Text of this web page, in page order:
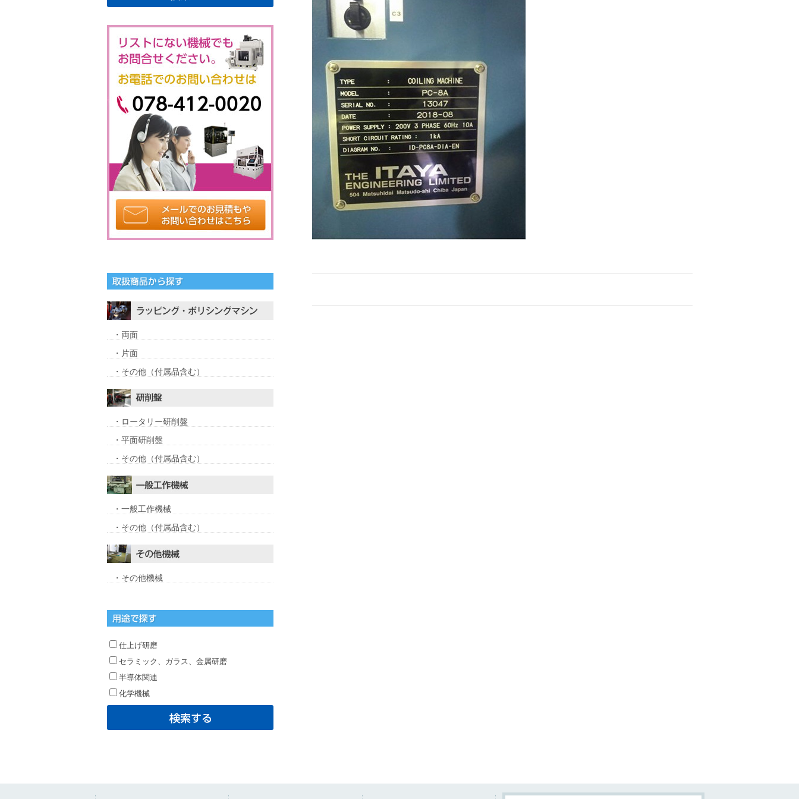
・両面
・片面
・その他（付属品含む）
・ロータリー研削盤
・平面研削盤
・その他（付属品含む）
・一般工作機械
・その他（付属品含む）
・その他機械
仕上げ研磨
セラミック、ガラス、金属研磨
半導体関連
化学機械